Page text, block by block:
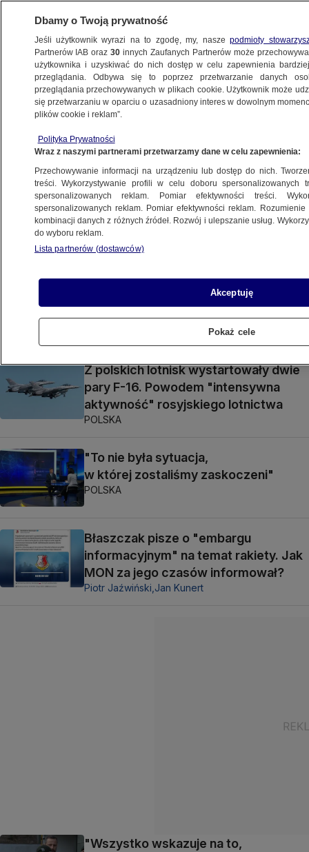
WOJSKO
Wiceszef MON: zakładamy również
to, że Rosjanie testują naszą czujność
POLSKA
To pierwsi obrońcy polskiego nieba,
choć rozkazy mogą przyjść z Niemiec
Maciej Michałek
Wiceszef MON: mamy pewność,
że rosyjska rakieta opuściła
terytorium Polski
Z polskich lotnisk wystartowały dwie
pary F-16. Powodem "intensywna
aktywność" rosyjskiego lotnictwa
POLSKA
"To nie była sytuacja,
w której zostaliśmy zaskoczeni"
POLSKA
Błaszczak pisze o "embargu
informacyjnym" na temat rakiety. Jak
MON za jego czasów informował?
Piotr Jaźwiński, Jan Kunert
"Wszystko wskazuje na to,
Dbamy o Twoją prywatność
Jeśli użytkownik wyrazi na to zgodę, my, naszepodmioty
Partnerów IAB oraz30 innych Zaufanych Partnerów może
użytkownika i uzyskiwać do nich dostęp w celu zapewnienia
przeglądania. Odbywa się to poprzez przetwarzanie danych
przeglądania przechowywanych w plikach cookie. Użytkownik może
się przetwarzaniu w oparciu o uzasadniony interes w dowolnym
plików cookie i reklam”.
Polityka Prywatności
Wraz z naszymi partnerami przetwarzamy dane w celu zapewnienia:
Przechowywanie informacji na urządzeniu lub dostęp do nich.
treści. Wykorzystywanie profili w celu doboru spersonalizowanych
spersonalizowanych reklam. Pomiar efektywności treści.
spersonalizowanych reklam. Pomiar efektywności reklam.
kombinacji danych z różnych źródeł. Rozwój i ulepszanie usług.
do wyboru reklam.
Lista partnerów (dostawców)
Akceptuję
Pokaż cele